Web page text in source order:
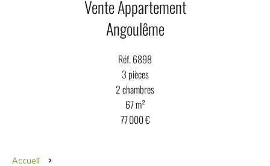
Vente Appartement
Angoulême
Réf. 6898
3 pièces
2 chambres
67 m²
77 000 €
Accueil